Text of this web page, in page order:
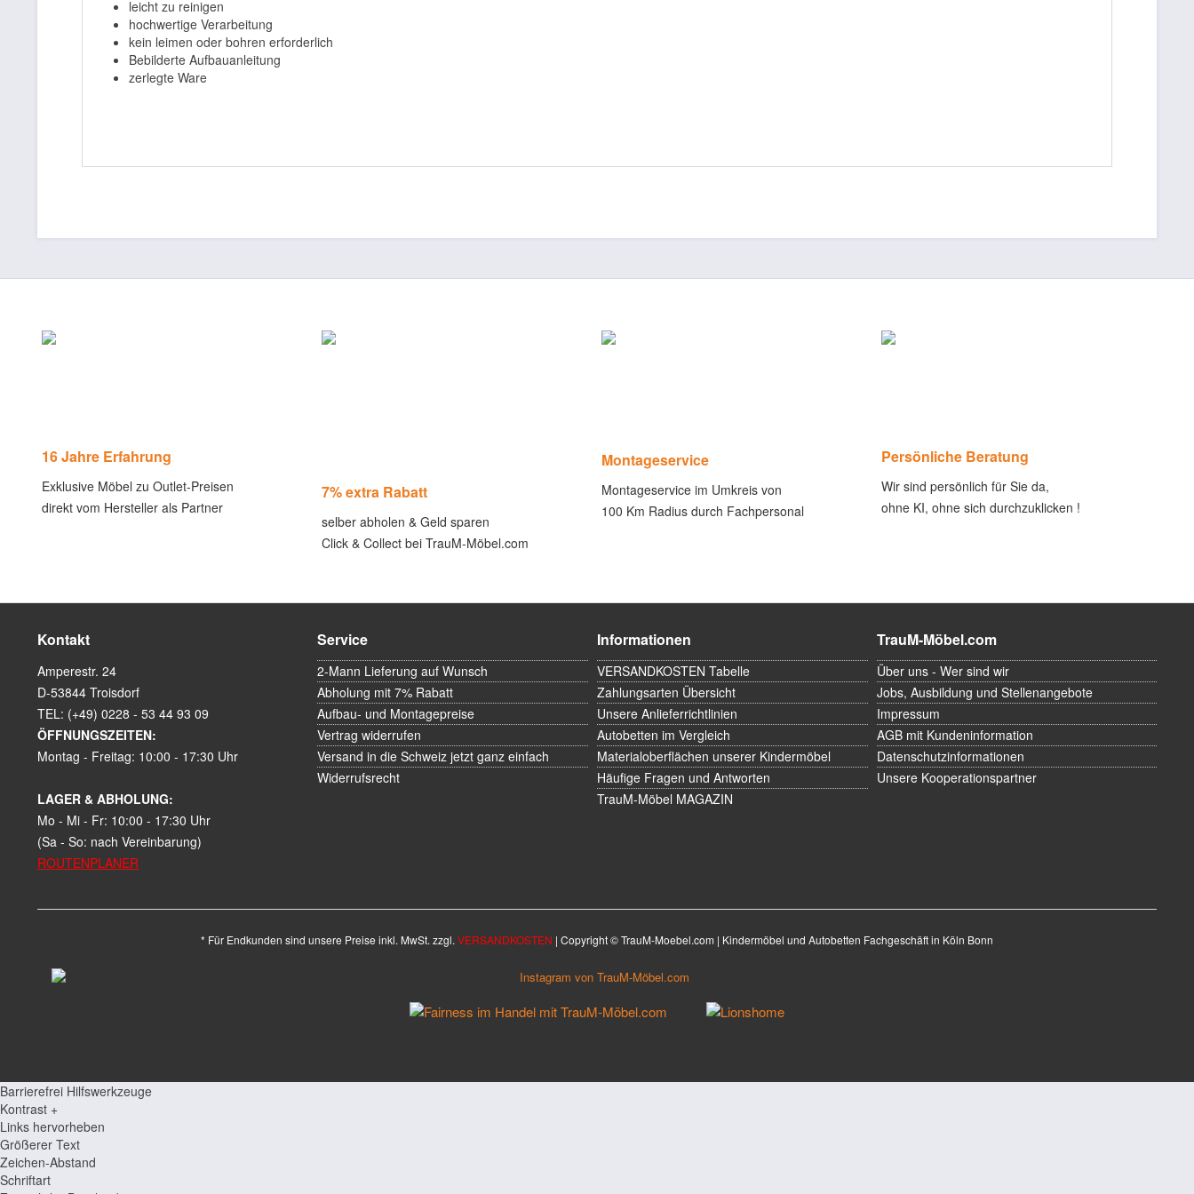
leicht zu reinigen
hochwertige Verarbeitung
kein leimen oder bohren erforderlich
Bebilderte Aufbauanleitung
zerlegte Ware
16 Jahre Erfahrung
Exklusive Möbel zu Outlet-Preisen
direkt vom Hersteller als Partner
7% extra Rabatt
selber abholen & Geld sparen
Click & Collect bei TrauM-Möbel.com
Montageservice
Montageservice im Umkreis von
100 Km Radius durch Fachpersonal
Persönliche Beratung
Wir sind persönlich für Sie da,
ohne KI, ohne sich durchzuklicken !
Kontakt
Amperestr. 24
D-53844 Troisdorf
TEL: (+49) 0228 - 53 44 93 09
ÖFFNUNGSZEITEN:
Montag - Freitag: 10:00 - 17:30 Uhr
LAGER & ABHOLUNG:
Mo - Mi - Fr: 10:00 - 17:30 Uhr
(Sa - So: nach Vereinbarung)
ROUTENPLANER
Service
2-Mann Lieferung auf Wunsch
Abholung mit 7% Rabatt
Aufbau- und Montagepreise
Vertrag widerrufen
Versand in die Schweiz jetzt ganz einfach
Widerrufsrecht
Informationen
VERSANDKOSTEN Tabelle
Zahlungsarten Übersicht
Unsere Anlieferrichtlinien
Autobetten im Vergleich
Materialoberflächen unserer Kindermöbel
Häufige Fragen und Antworten
TrauM-Möbel MAGAZIN
TrauM-Möbel.com
Über uns - Wer sind wir
Jobs, Ausbildung und Stellenangebote
Impressum
AGB mit Kundeninformation
Datenschutzinformationen
Unsere Kooperationspartner
* Für Endkunden sind unsere Preise inkl. MwSt. zzgl. VERSANDKOSTEN | Copyright © TrauM-Moebel.com | Kindermöbel und Autobetten Fachgeschäft in Köln Bonn
Barrierefrei Hilfswerkzeuge
Kontrast +
Links hervorheben
Größerer Text
Zeichen-Abstand
Schriftart